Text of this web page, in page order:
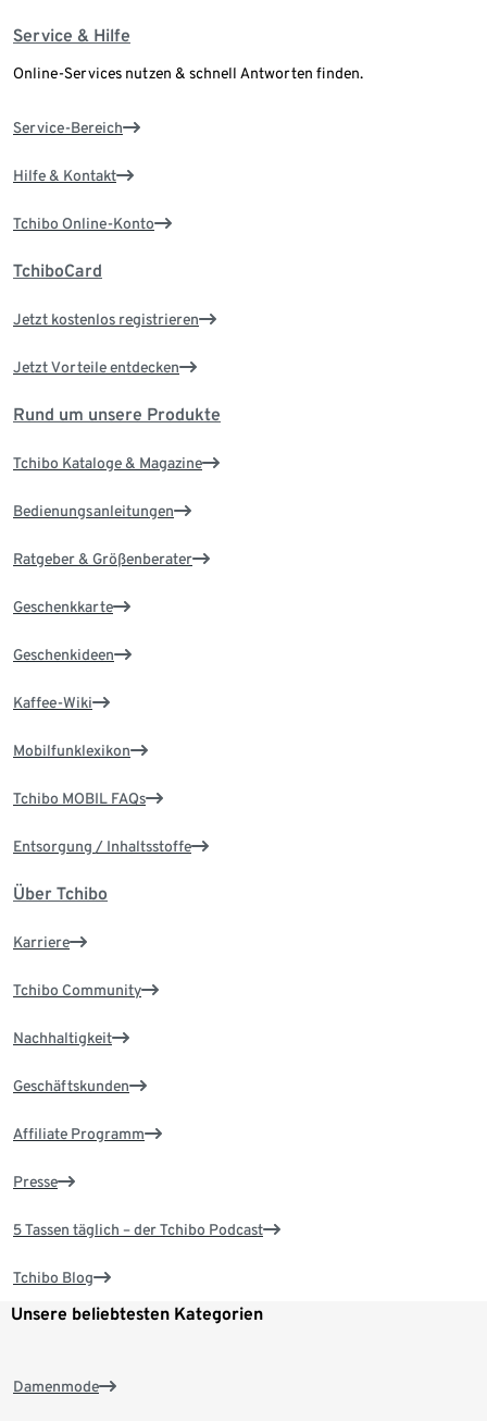
Service & Hilfe
Online-Services nutzen & schnell Antworten finden.
Service-Bereich
Hilfe & Kontakt
Tchibo Online-Konto
TchiboCard
Jetzt kostenlos registrieren
Jetzt Vorteile entdecken
Rund um unsere Produkte
Tchibo Kataloge & Magazine
Bedienungsanleitungen
Ratgeber & Größenberater
Geschenkkarte
Geschenkideen
Kaffee-Wiki
Mobilfunklexikon
Tchibo MOBIL FAQs
Entsorgung / Inhaltsstoffe
Über Tchibo
Karriere
Tchibo Community
Nachhaltigkeit
Geschäftskunden
Affiliate Programm
Presse
5 Tassen täglich – der Tchibo Podcast
Tchibo Blog
Unsere beliebtesten Kategorien
Damenmode